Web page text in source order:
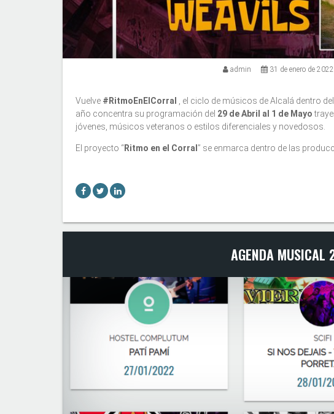
admin 31 de enero de 2022
Vuelve #RitmoEnElCorral , el ciclo de músicos de Alcalá dentro
año concentra su programación del 29 de Abril al 1 de Mayo
jóvenes, músicos veteranos o estilos diferenciales y novedosos.
El proyecto “Ritmo en el Corral ” se enmarca dentro de las
AGENDA MUSICAL